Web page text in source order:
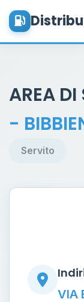
AREA DI
-
Servito
VIA